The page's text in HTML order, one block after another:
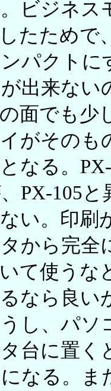
ビジネス
たためで
パクト
出来ない
面でも少
がそのも
なる。
PX-105
い。印刷
から完全
て使うな
なら良い
し、パソ
タ台に置
なる。ま